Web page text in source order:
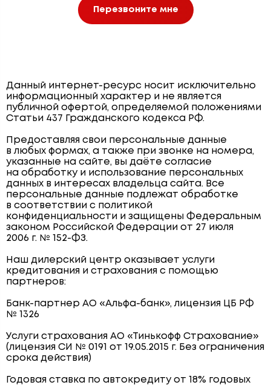
Перезвоните мне
Данный интернет-ресурс носит исключительно
информационный характер и не является
публичной офертой, определяемой положениями
Статьи 437 Гражданского кодекса РФ.
Предоставляя свои персональные данные
в любых формах, а также при звонке на номера,
указанные на сайте, вы даёте согласие
на обработку и использование персональных
данных в интересах владельца сайта. Все
персональные данные подлежат обработке
в соответствии с политикой
конфиденциальности и защищены Федеральным
законом Российской Федерации от 27 июля
2006 г. № 152-ФЗ.
Наш дилерский центр оказывает услуги
кредитования и страхования с помощью
партнеров:
Банк-партнер АО «Альфа-банк», лицензия ЦБ РФ
№ 1326
Услуги страхования АО «Тинькофф Страхование»
(лицензия СИ № 0191 от 19.05.2015 г. Без ограничения
срока действия)
Годовая ставка по автокредиту от 18% годовых